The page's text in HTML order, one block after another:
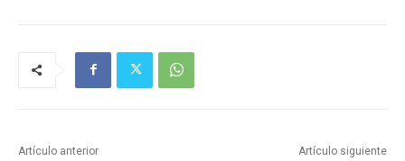
Artículo anterior Artículo siguiente